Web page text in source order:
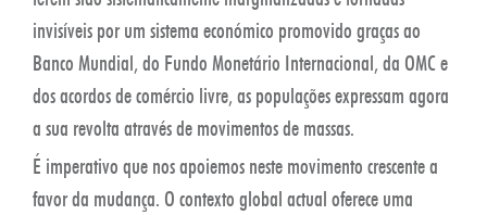
invisíveis por um sistema económico promovido graças ao
Banco Mundial, do Fundo Monetário Internacional, da OMC e
dos acordos de comércio livre, as populações expressam agora
a sua revolta através de movimentos de massas.
É imperativo que nos apoiemos neste movimento crescente a
favor da mudança. O contexto global actual oferece uma